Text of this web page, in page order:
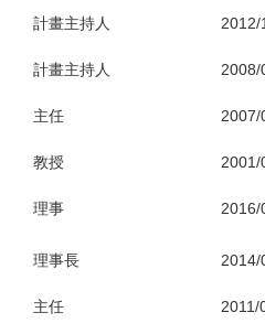
計畫主持人 2012/
計畫主持人 2008/
主任 2007/
教授 2001/
理事 2016/
理事長 2014/
主任 2011/